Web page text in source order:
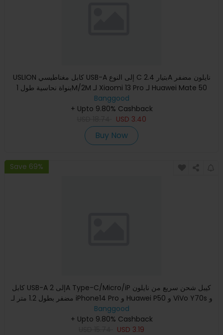
USLION كابل مغناطيسي USB-A إلى النوع C بتيار 2.4A نايلون مضفر
بنواة نحاسية طول 1M/2M لـ Xiaomi 13 Pro لـ Huawei Mate 50
Banggood
+ Upto 9.80% Cashback
USD 3.40
Buy Now
Save 69%
كابل USB-A إلى 2A Type-C/Micro/iP كيبل شحن سريع من نايلون
مضفر بطول 1.2 متر لـ iPhone14 Pro و Huawei P50 و ViVo Y70s و
X
Banggood
+ Upto 9.80% Cashback
USD 3.19